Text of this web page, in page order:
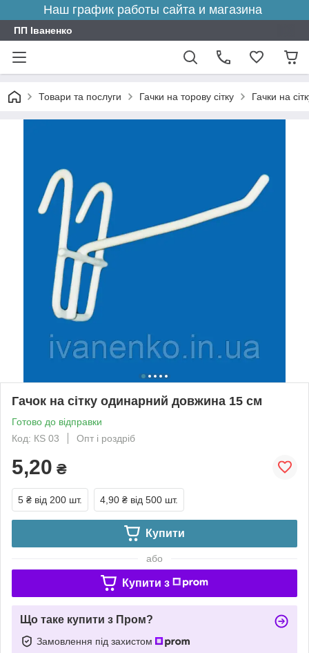
Наш график работы сайта и магазина
ПП Іваненко
Товари та послуги Гачки на торову сітку Гачки на
Гачок на сітку одинарний довжина 15 см
Готово до відправки
Код: КS 03
Опт і роздріб
5,20 ₴
5 ₴ від 200 шт. 4,90 ₴ від 500 шт.
Купити
або
Купити з
Що таке купити з Пром?
Замовлення під захистом